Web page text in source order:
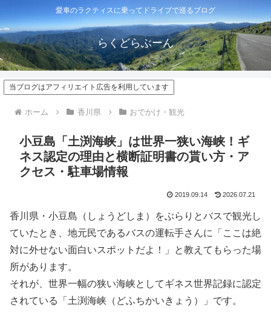
愛車のラクティスに乗ってドライブで巡るブログ
らくどらぶーん
当ブログはアフィリエイト広告を利用しています
ホーム 香川県 おでかけ・観光
小豆島「土渕海峡」は世界一狭い海峡！ギ
ネス認定の理由と横断証明書の貰い方・ア
クセス・駐車場情報
2019.09.14 2026.07.21
香川県・小豆島（しょうどしま）をぶらりとバスで観光し
ていたとき、地元民であるバスの運転手さんに「ここは絶
対に外せない面白いスポットだよ！」と教えてもらった場
所があります。
それが、世界一幅の狭い海峡としてギネス世界記録に認定
されている「土渕海峡（どふちかいきょう）」です。